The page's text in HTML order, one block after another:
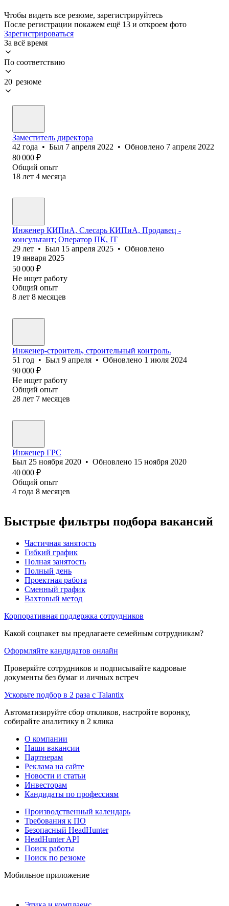
Чтобы видеть все резюме, зарегистрируйтесь
После регистрации покажем ещё 13 и откроем фото
Зарегистрироваться
За всё время
По соответствию
20 резюме
Заместитель директора
42 года • Был 7 апреля 2022 • Обновлено 7 апреля 2022
80 000 ₽
Общий опыт
18 лет 4 месяца
Инженер КИПиА, Слесарь КИПиА, Продавец -
консультант; Оператор ПК, IT
29 лет • Был 15 апреля 2025 • Обновлено
19 января 2025
50 000 ₽
Не ищет работу
Общий опыт
8 лет 8 месяцев
Инженер-строитель, строительный контроль.
51 год • Был 9 апреля • Обновлено 1 июля 2024
90 000 ₽
Не ищет работу
Общий опыт
28 лет 7 месяцев
Инженер ГРС
Был 25 ноября 2020 • Обновлено 15 ноября 2020
40 000 ₽
Общий опыт
4 года 8 месяцев
Быстрые фильтры подбора вакансий
Частичная занятость
Гибкий график
Полная занятость
Полный день
Проектная работа
Сменный график
Вахтовый метод
Корпоративная поддержка сотрудников
Какой соцпакет вы предлагаете семейным сотрудникам?
Оформляйте кандидатов онлайн
Проверяйте сотрудников и подписывайте кадровые
документы без бумаг и личных встреч
Ускорьте подбор в 2 раза с Talantix
Автоматизируйте сбор откликов, настройте воронку,
собирайте аналитику в 2 клика
О компании
Наши вакансии
Партнерам
Реклама на сайте
Новости и статьи
Инвесторам
Кандидаты по профессиям
Производственный календарь
Требования к ПО
Безопасный HeadHunter
HeadHunter API
Поиск работы
Поиск по резюме
Мобильное приложение